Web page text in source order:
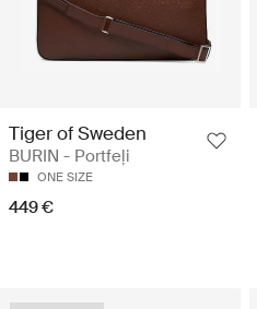
Tiger of Sweden
BURIN - Portfeļi
ONE SIZE
449 €